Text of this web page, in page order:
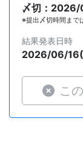
〆切：
※提出〆切時間まで
結果発表日時
2026/06/
こ